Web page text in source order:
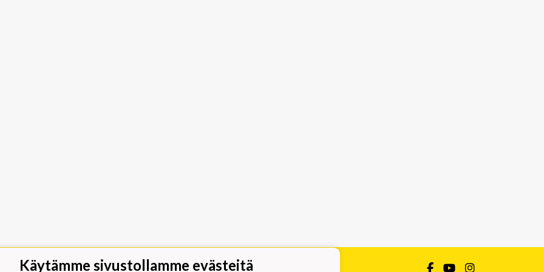
Lippumäki - Rauhalahdentie 66,
Käytämme sivustollamme evästeitä